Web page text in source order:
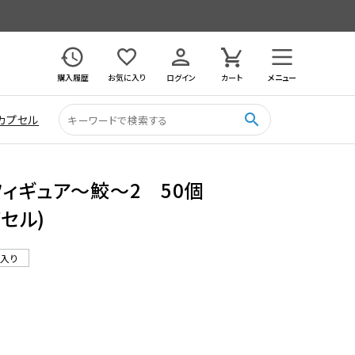
購入履歴
お気に入り ログイン カート メニュー
プセル search
ギュア〜鮫〜2 50個
ル)
り